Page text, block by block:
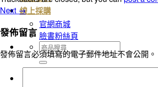
線上採購
官網商城
臉書粉絲頁
搜
尋
關
Next →
發佈留言
發佈留言必須填寫的電子郵件地址不會公開。